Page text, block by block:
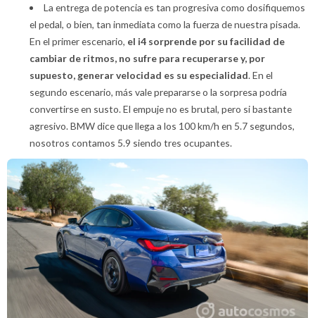
La entrega de potencia es tan progresiva como dosifiquemos
el pedal, o bien, tan inmediata como la fuerza de nuestra pisada.
En el primer escenario, el i4 sorprende por su facilidad de
cambiar de ritmos, no sufre para recuperarse y, por
supuesto, generar velocidad es su especialidad. En el
segundo escenario, más vale prepararse o la sorpresa podría
convertirse en susto. El empuje no es brutal, pero si bastante
agresivo. BMW dice que llega a los 100 km/h en 5.7 segundos,
nosotros contamos 5.9 siendo tres ocupantes.